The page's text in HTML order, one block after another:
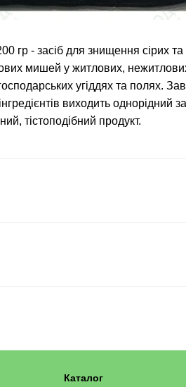
гр - засіб для знищення сірих та
мишей у житлових,
угіддях та полях.
виходить однорідний
тістоподібний продукт.
Каталог